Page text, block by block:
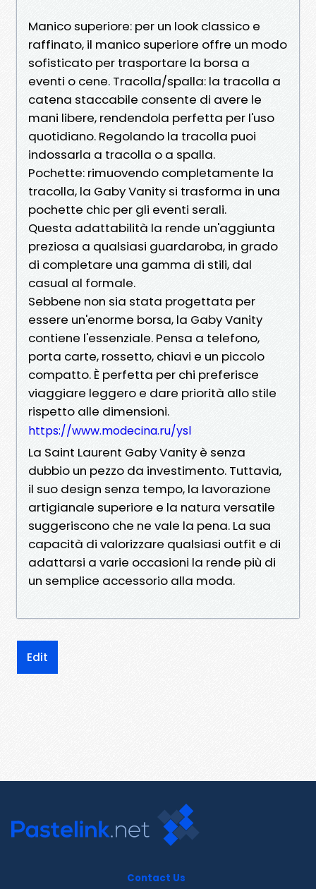
Manico superiore: per un look classico e
raffinato, il manico superiore offre un modo
sofisticato per trasportare la borsa a
eventi o cene. Tracolla/spalla: la tracolla a
catena staccabile consente di avere le
mani libere, rendendola perfetta per l'uso
quotidiano. Regolando la tracolla puoi
indossarla a tracolla o a spalla.
Pochette: rimuovendo completamente la
tracolla, la Gaby Vanity si trasforma in una
pochette chic per gli eventi serali.
Questa adattabilità la rende un'aggiunta
preziosa a qualsiasi guardaroba, in grado
di completare una gamma di stili, dal
casual al formale.
Sebbene non sia stata progettata per
essere un'enorme borsa, la Gaby Vanity
contiene l'essenziale. Pensa a telefono,
porta carte, rossetto, chiavi e un piccolo
compatto. È perfetta per chi preferisce
viaggiare leggero e dare priorità allo stile
rispetto alle dimensioni.
https://www.modecina.ru/ysl
La Saint Laurent Gaby Vanity è senza
dubbio un pezzo da investimento. Tuttavia,
il suo design senza tempo, la lavorazione
artigianale superiore e la natura versatile
suggeriscono che ne vale la pena. La sua
capacità di valorizzare qualsiasi outfit e di
adattarsi a varie occasioni la rende più di
un semplice accessorio alla moda.
Edit
Contact Us